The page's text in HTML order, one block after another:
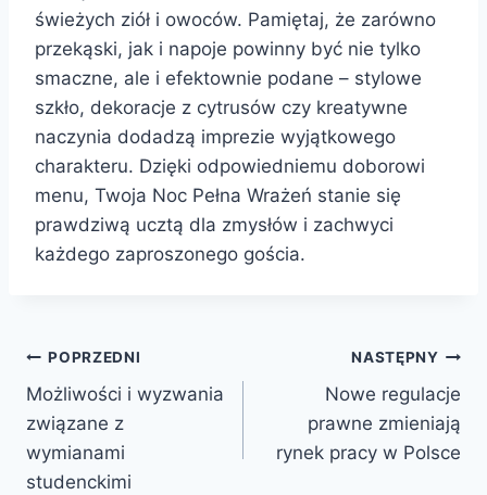
świeżych ziół i owoców. Pamiętaj, że zarówno
przekąski, jak i napoje powinny być nie tylko
smaczne, ale i efektownie podane – stylowe
szkło, dekoracje z cytrusów czy kreatywne
naczynia dodadzą imprezie wyjątkowego
charakteru. Dzięki odpowiedniemu doborowi
menu, Twoja Noc Pełna Wrażeń stanie się
prawdziwą ucztą dla zmysłów i zachwyci
każdego zaproszonego gościa.
Nawigacja
wpisu
POPRZEDNI
Możliwości i wyzwania
związane z
wymianami
studenckimi
NASTĘPNY
Nowe regulacje
prawne zmieniają
rynek pracy w Polsce